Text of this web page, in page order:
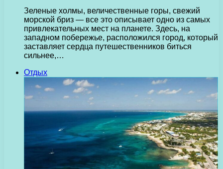
Зеленые холмы, величественные горы, свежий
морской бриз — все это описывает одно из самых
привлекательных мест на планете. Здесь, на
западном побережье, расположился город, который
заставляет сердца путешественников биться
сильнее,…
Отдых